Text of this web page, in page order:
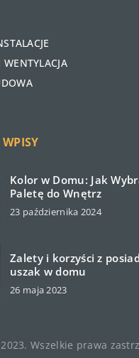
Kolor w Domu: Jak
Paletę do Wnętrz
23 października 2024
Zalety i korzyści z
uszak w domu
26 maja 2023
Wszelkie prawa